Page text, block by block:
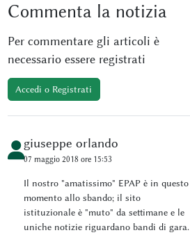
Commenta la notizia
Per commentare gli articoli è
necessario essere registrati
Accedi o Registrati
giuseppe orlando
07 maggio 2018 ore 15:53
Il nostro "amatissimo" EPAP è in questo
momento allo sbando; il sito
istituzionale è "muto" da settimane e le
uniche notizie riguardano bandi di gara.